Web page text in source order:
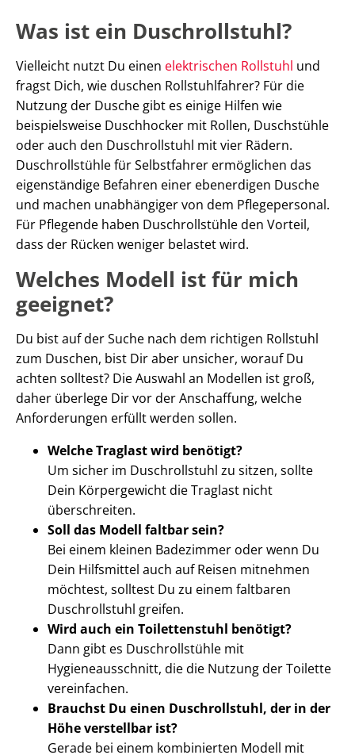
Was ist ein Duschrollstuhl?
Vielleicht nutzt Du einen elektrischen Rollstuhl und
fragst Dich, wie duschen Rollstuhlfahrer? Für die
Nutzung der Dusche gibt es einige Hilfen wie
beispielsweise Duschhocker mit Rollen, Duschstühle
oder auch den Duschrollstuhl mit vier Rädern.
Duschrollstühle für Selbstfahrer ermöglichen das
eigenständige Befahren einer ebenerdigen Dusche
und machen unabhängiger von dem Pflegepersonal.
Für Pflegende haben Duschrollstühle den Vorteil,
dass der Rücken weniger belastet wird.
Welches Modell ist für mich
geeignet?
Du bist auf der Suche nach dem richtigen Rollstuhl
zum Duschen, bist Dir aber unsicher, worauf Du
achten solltest? Die Auswahl an Modellen ist groß,
daher überlege Dir vor der Anschaffung, welche
Anforderungen erfüllt werden sollen.
Welche Traglast wird benötigt?
Um sicher im Duschrollstuhl zu sitzen, sollte
Dein Körpergewicht die Traglast nicht
überschreiten.
Soll das Modell faltbar sein?
Bei einem kleinen Badezimmer oder wenn Du
Dein Hilfsmittel auch auf Reisen mitnehmen
möchtest, solltest Du zu einem faltbaren
Duschrollstuhl greifen.
Wird auch ein Toilettenstuhl benötigt?
Dann gibt es Duschrollstühle mit
Hygieneausschnitt, die die Nutzung der Toilette
vereinfachen.
Brauchst Du einen Duschrollstuhl, der in der
Höhe verstellbar ist?
Gerade bei einem kombinierten Modell mit